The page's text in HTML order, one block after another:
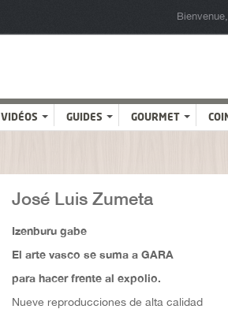
Bienvenue,
VIDÉOS GUIDES GOURMET
José Luis Zumeta
Izenburu gabe
El arte vasco se suma a GARA
para hacer frente al expolio.
Nueve reproducciones de alta calidad